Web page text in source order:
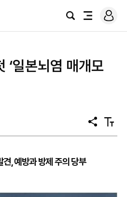
검
전
로
그
‘일본뇌염 매개모
공
유
텍
스
견, 예방과 방제 주의 당부